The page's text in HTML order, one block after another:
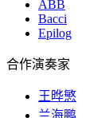
ABB
Bacci
Epilog
合作演奏家
王晔慜
兰海鹏